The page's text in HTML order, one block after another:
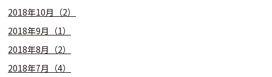
2018年10月（2）
2018年9月（1）
2018年8月（2）
2018年7月（4）